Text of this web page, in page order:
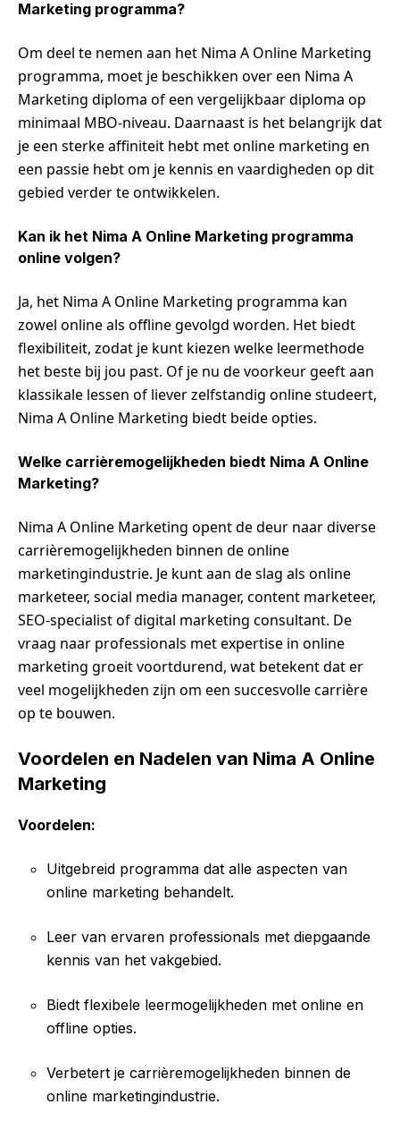
Marketing programma?
Om deel te nemen aan het Nima A Online Marketing
programma, moet je beschikken over een Nima A
Marketing diploma of een vergelijkbaar diploma op
minimaal MBO-niveau. Daarnaast is het belangrijk dat
je een sterke affiniteit hebt met online marketing en
een passie hebt om je kennis en vaardigheden op dit
gebied verder te ontwikkelen.
Kan ik het Nima A Online Marketing programma
online volgen?
Ja, het Nima A Online Marketing programma kan
zowel online als offline gevolgd worden. Het biedt
flexibiliteit, zodat je kunt kiezen welke leermethode
het beste bij jou past. Of je nu de voorkeur geeft aan
klassikale lessen of liever zelfstandig online studeert,
Nima A Online Marketing biedt beide opties.
Welke carrièremogelijkheden biedt Nima A Online
Marketing?
Nima A Online Marketing opent de deur naar diverse
carrièremogelijkheden binnen de online
marketingindustrie. Je kunt aan de slag als online
marketeer, social media manager, content marketeer,
SEO-specialist of digital marketing consultant. De
vraag naar professionals met expertise in online
marketing groeit voortdurend, wat betekent dat er
veel mogelijkheden zijn om een succesvolle carrière
op te bouwen.
Voordelen en Nadelen van Nima A Online
Marketing
Voordelen:
Uitgebreid programma dat alle aspecten van
online marketing behandelt.
Leer van ervaren professionals met diepgaande
kennis van het vakgebied.
Biedt flexibele leermogelijkheden met online en
offline opties.
Verbetert je carrièremogelijkheden binnen de
online marketingindustrie.